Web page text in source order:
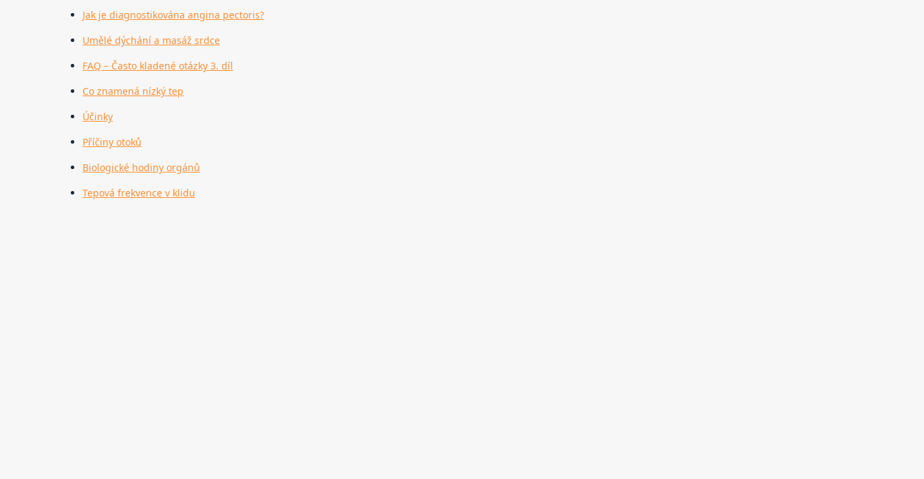
Jak je diagnostikována angina pectoris?
Umělé dýchání a masáž srdce
FAQ – Často kladené otázky 3. díl
Co znamená nízký tep
Účinky
Příčiny otoků
Biologické hodiny orgánů
Tepová frekvence v klidu